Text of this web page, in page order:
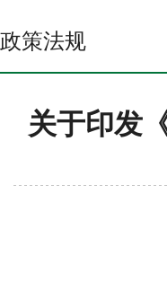
政策法规
关于印发